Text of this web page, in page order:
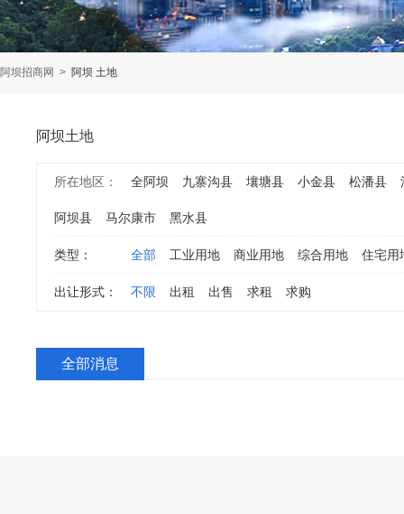
阿坝招商网 > 阿坝 土地
阿坝土地
所在地区： 全阿坝 九寨沟县 壤塘县 小金县 松潘县
阿坝县 马尔康市 黑水县
类型： 全部 工业用地 商业用地 综合用地 住宅用
出让形式： 不限 出租 出售 求租 求购
全部消息